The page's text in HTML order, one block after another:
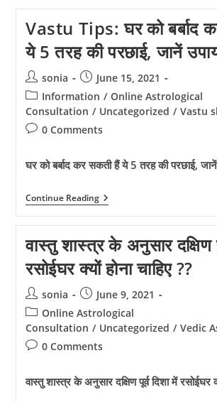
समझिए
!!
Vastu Tips: घर को बर्बाद
ये 5 तरह की परछाई, जानें
Post
author:
sonia
Post
published:
June 15, 2021
Post
category:
Information / Online Astrological
Consultation / Uncategorized / Vastu
Post0 Comments
घर को बर्बाद कर सकती हैं ये 5 तरह की परछाई,
Continue ReadingVastu
Tips:
बर्बाद
कर
सकती
हैं
ये
5
तरह
की
परछाई,
जानें
वास्तु शास्त्र के अनुसार दक्षिण
रसोईघर क्यों होना चाहिए ??
Post
author:
sonia
Post
published:
June 9, 2021
Post
category:
Online Astrological
Consultation / Uncategorized / Vedic
Post0 Comments
वास्तु शास्त्र के अनुसार दक्षिण पूर्व दिशा में रसोईघर